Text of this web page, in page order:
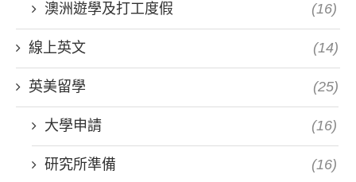
澳洲遊學及打工度假 (16)
線上英文 (14)
英美留學 (25)
大學申請 (16)
研究所準備 (16)